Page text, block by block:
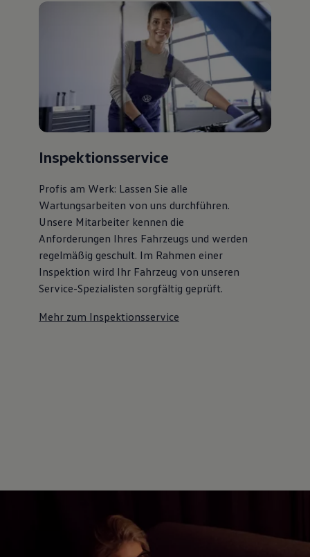
Inspektionsservice
Profis am Werk: Lassen Sie alle
Wartungsarbeiten von uns durchführen.
Unsere Mitarbeiter kennen die
Anforderungen Ihres Fahrzeugs und werden
regelmäßig geschult. Im Rahmen einer
Inspektion wird Ihr Fahrzeug von unseren
Service-Spezialisten sorgfältig geprüft.
Mehr zum Inspektionsservice